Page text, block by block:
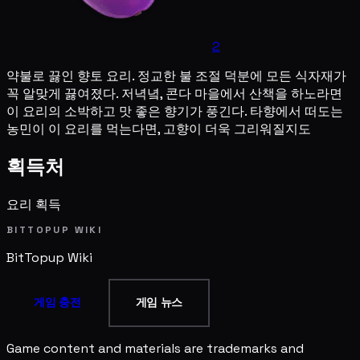
2
약불로 끓인 향토 요리. 정교한 불 조절 덕분에 모든 식자재가
꼭 알맞게 끓여졌다. 저녁녘, 콘다 마을에서 산책을 하노라면
이 요리의 소박하고 맛 좋은 향기가 풍긴다. 타향에서 떠도는
농민이 이 요리를 먹는다면, 고향이 더욱 그리워질지도
획득처
요리 획득
BITTOPUP WIKI
BitTopup Wiki
게임 충전 게임 뉴스
Game content and materials are trademarks and